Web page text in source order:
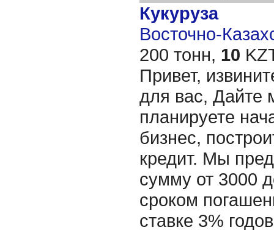
Кукуруза
Восточно-
200 тонн, 10
Привет,
для вас, Дайте
планируете
бизнес,
кредит. Мы
сумму от 3000
сроком
ставке 3%